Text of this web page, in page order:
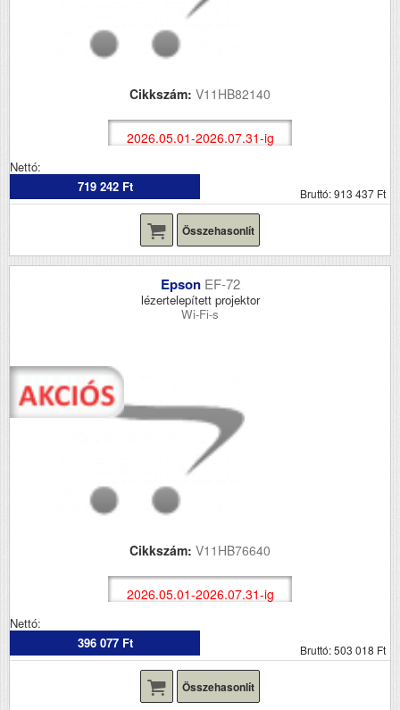
Cikkszám: V11HB82140
2026.05.01-2026.07.31-ig
Nettó:
719 242 Ft
Bruttó: 913 437 Ft
Összehasonlít
Epson EF-72
lézertelepített projektor
Wi-Fi-s
Cikkszám: V11HB76640
2026.05.01-2026.07.31-ig
Nettó:
396 077 Ft
Bruttó: 503 018 Ft
Összehasonlít